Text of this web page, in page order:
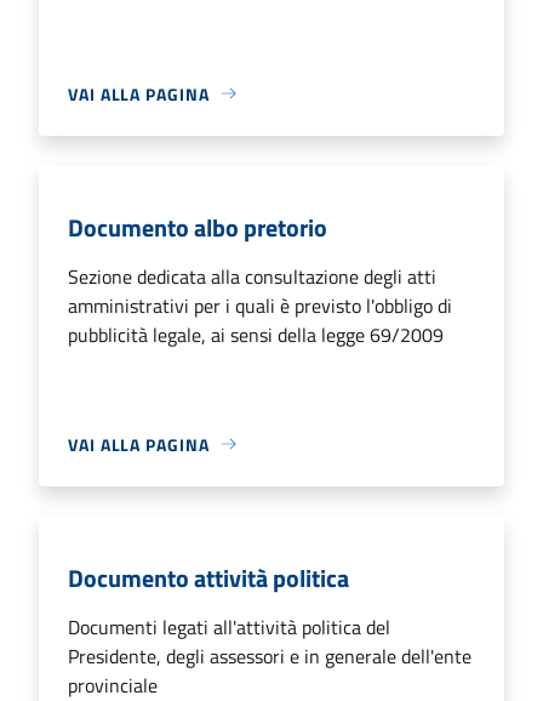
VAI ALLA PAGINA
Documento albo pretorio
Sezione dedicata alla consultazione degli atti
amministrativi per i quali è previsto l'obbligo di
pubblicità legale, ai sensi della legge 69/2009
VAI ALLA PAGINA
Documento attività politica
Documenti legati all'attività politica del
Presidente, degli assessori e in generale dell'ente
provinciale